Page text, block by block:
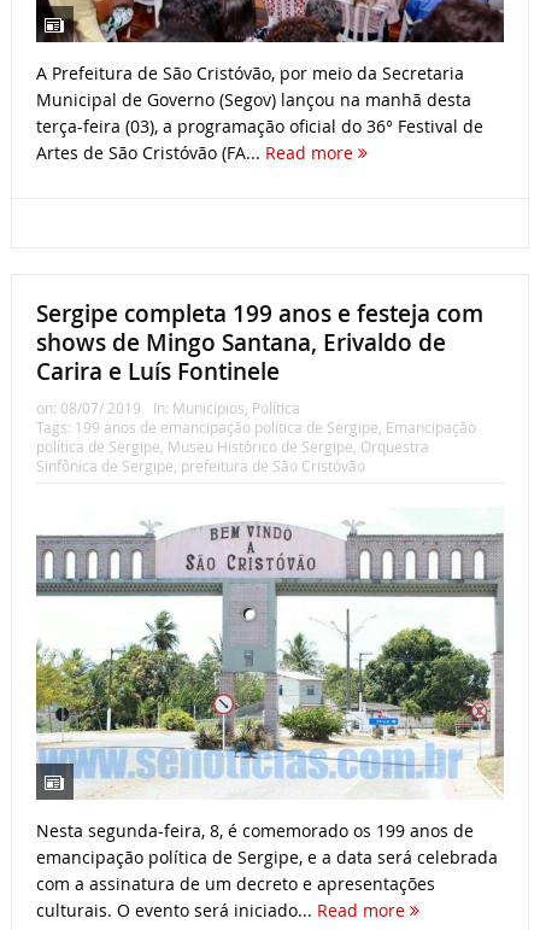
A Prefeitura de São Cristóvão, por meio da Secretaria
Municipal de Governo (Segov) lançou na manhã desta
terça-feira (03), a programação oficial do 36° Festival de
Artes de São Cristóvão (FA... Read more
Sergipe completa 199 anos e festeja com
shows de Mingo Santana, Erivaldo de
Carira e Luís Fontinele
on: 08/07/ 2019 In: Municípios Política
Tags: 199 anos de emancipação política de Sergipe Emancipação
política de Sergipe Museu Histórico de Sergipe Orquestra
Sinfônica de Sergipe prefeitura de São Cristóvão
Nesta segunda-feira, 8, é comemorado os 199 anos de
emancipação política de Sergipe, e a data será celebrada
com a assinatura de um decreto e apresentações
culturais. O evento será iniciado... Read more